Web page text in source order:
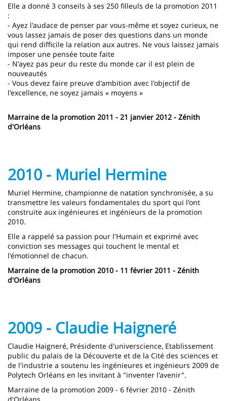
Elle a donné 3 conseils à ses 250 filleuls de la promotion 2011
:
- Ayez l'audace de penser par vous-même et soyez curieux, ne
vous lassez jamais de poser des questions dans un monde
qui rend difficile la relation aux autres. Ne vous laissez jamais
imposer une pensée toute faite
- N'ayez pas peur du reste du monde car il est plein de
nouveautés
- Vous devez faire preuve d'ambition avec l'objectif de
l'excellence, ne soyez jamais « moyens »
Marraine de la promotion 2011 - 21 janvier 2012 - Zénith
d'Orléans
2010 - Muriel Hermine
Muriel Hermine, championne de natation synchronisée, a su
transmettre les valeurs fondamentales du sport qui l'ont
construite aux ingénieures et ingénieurs de la promotion
2010.
Elle a rappelé sa passion pour l'Humain et exprimé avec
conviction ses messages qui touchent le mental et
l'émotionnel de chacun.
Marraine de la promotion 2010 - 11 février 2011 - Zénith
d'Orléans
2009 - Claudie Haigneré
Claudie Haigneré, Présidente d'universcience, Etablissement
public du palais de la Découverte et de la Cité des sciences et
de l'industrie a soutenu les ingénieures et ingénieurs 2009 de
Polytech Orléans en les invitant à "inventer l'avenir".
Marraine de la promotion 2009 - 6 février 2010 - Zénith